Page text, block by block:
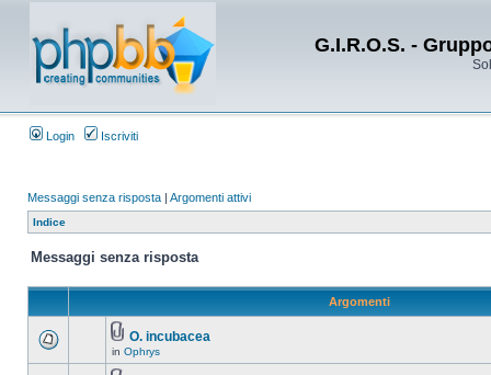
G.I.R.O.S. -
Login Iscriviti
Messaggi senza risposta | Argomenti attivi
Indice
Messaggi senza risposta
Argomenti
O. incubacea
in Ophrys